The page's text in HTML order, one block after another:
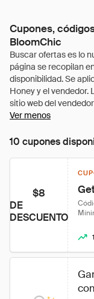
Cupones,
BloomChic
Ver menos
10 cupones
$8
DE
DESCUENTO